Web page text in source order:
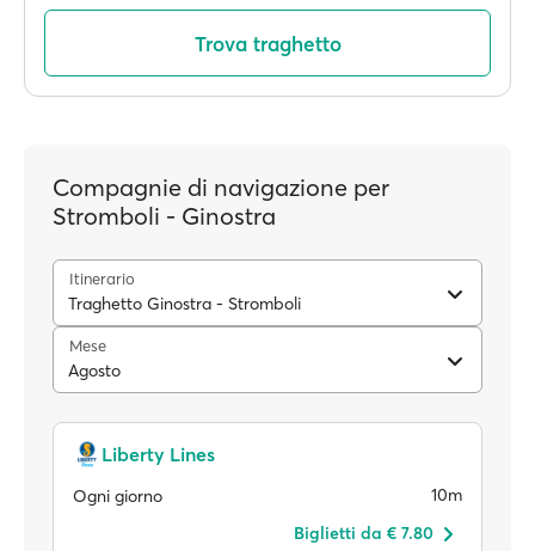
Trova traghetto
Compagnie di navigazione per
Stromboli - Ginostra
Itinerario
Traghetto Ginostra - Stromboli
Mese
Agosto
Liberty Lines
Ogni giorno
10m
Biglietti da € 7.80